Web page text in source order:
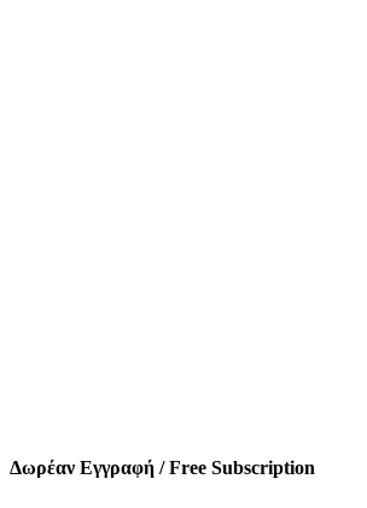
Δωρέαν Εγγραφή / Free Subscription